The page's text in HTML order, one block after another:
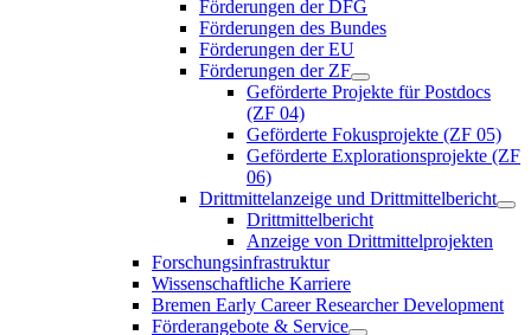
Förderungen der DFG
Förderungen des Bundes
Förderungen der EU
Förderungen der ZF
Geförderte Projekte für Postdocs
(ZF 04)
Geförderte Fokusprojekte (ZF 05)
Geförderte Explorationsprojekte (ZF
06)
Drittmittelanzeige und Drittmittelbericht
Drittmittelbericht
Anzeige von Drittmittelprojekten
Forschungsinfrastruktur
Wissenschaftliche Karriere
Bremen Early Career Researcher Development
Förderangebote & Service